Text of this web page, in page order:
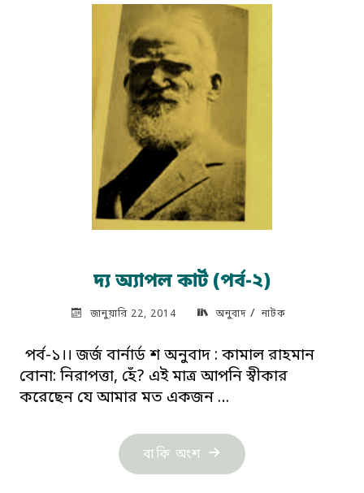
দ্য অ্যাপল কার্ট (পর্ব-২)
জানুয়ারি 22, 2014 অনুবাদ/ নাটক
পর্ব-১।। জর্জ বার্নার্ড শ অনুবাদ : কামাল রাহমান
বোনা: নিরাপত্তা, হেঁ? এই মাত্র আপনি স্বীকার
করেছেন যে আমার মত একজন …
বাকি অংশ "দ্য
অ্যাপল